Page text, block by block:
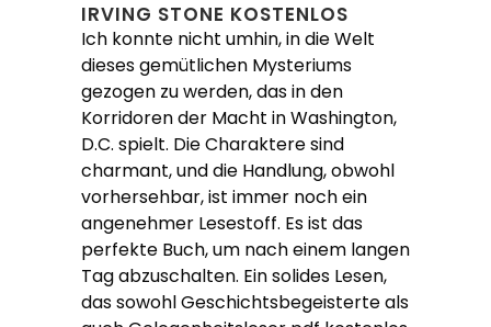
IRVING STONE KOSTENLOS
Ich konnte nicht umhin, in die Welt
dieses gemütlichen Mysteriums
gezogen zu werden, das in den
Korridoren der Macht in Washington,
D.C. spielt. Die Charaktere sind
charmant, und die Handlung, obwohl
vorhersehbar, ist immer noch ein
angenehmer Lesestoff. Es ist das
perfekte Buch, um nach einem langen
Tag abzuschalten. Ein solides Lesen,
das sowohl Geschichtsbegeisterte als